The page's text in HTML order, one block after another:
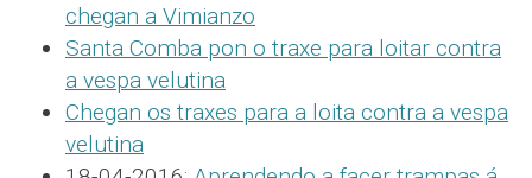
chegan a Vimianzo
Santa Comba pon o traxe para loitar contra
a vespa velutina
Chegan os traxes para a loita contra a vespa
velutina